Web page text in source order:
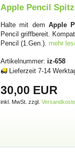
Apple Pencil
Halte mit dem Apple
Pencil griffbereit.
Pencil (1.Gen.). mehr
Artikelnummer: iz-658
Lieferzeit 7-14
30,00 EUR
inkl. MwSt. zzgl.